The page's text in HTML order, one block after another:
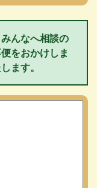
んなへ相談の
をおかけしま
ます。